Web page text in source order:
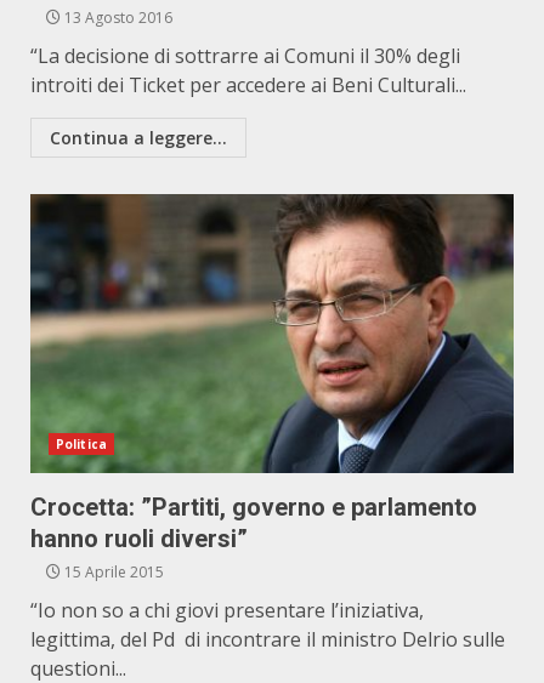
13 Agosto 2016
“La decisione di sottrarre ai Comuni il 30% degli
introiti dei Ticket per accedere ai Beni Culturali...
Continua a leggere...
Politica
Crocetta: ”Partiti, governo e parlamento
hanno ruoli diversi”
15 Aprile 2015
“Io non so a chi giovi presentare l’iniziativa,
legittima, del Pd di incontrare il ministro Delrio sulle
questioni...